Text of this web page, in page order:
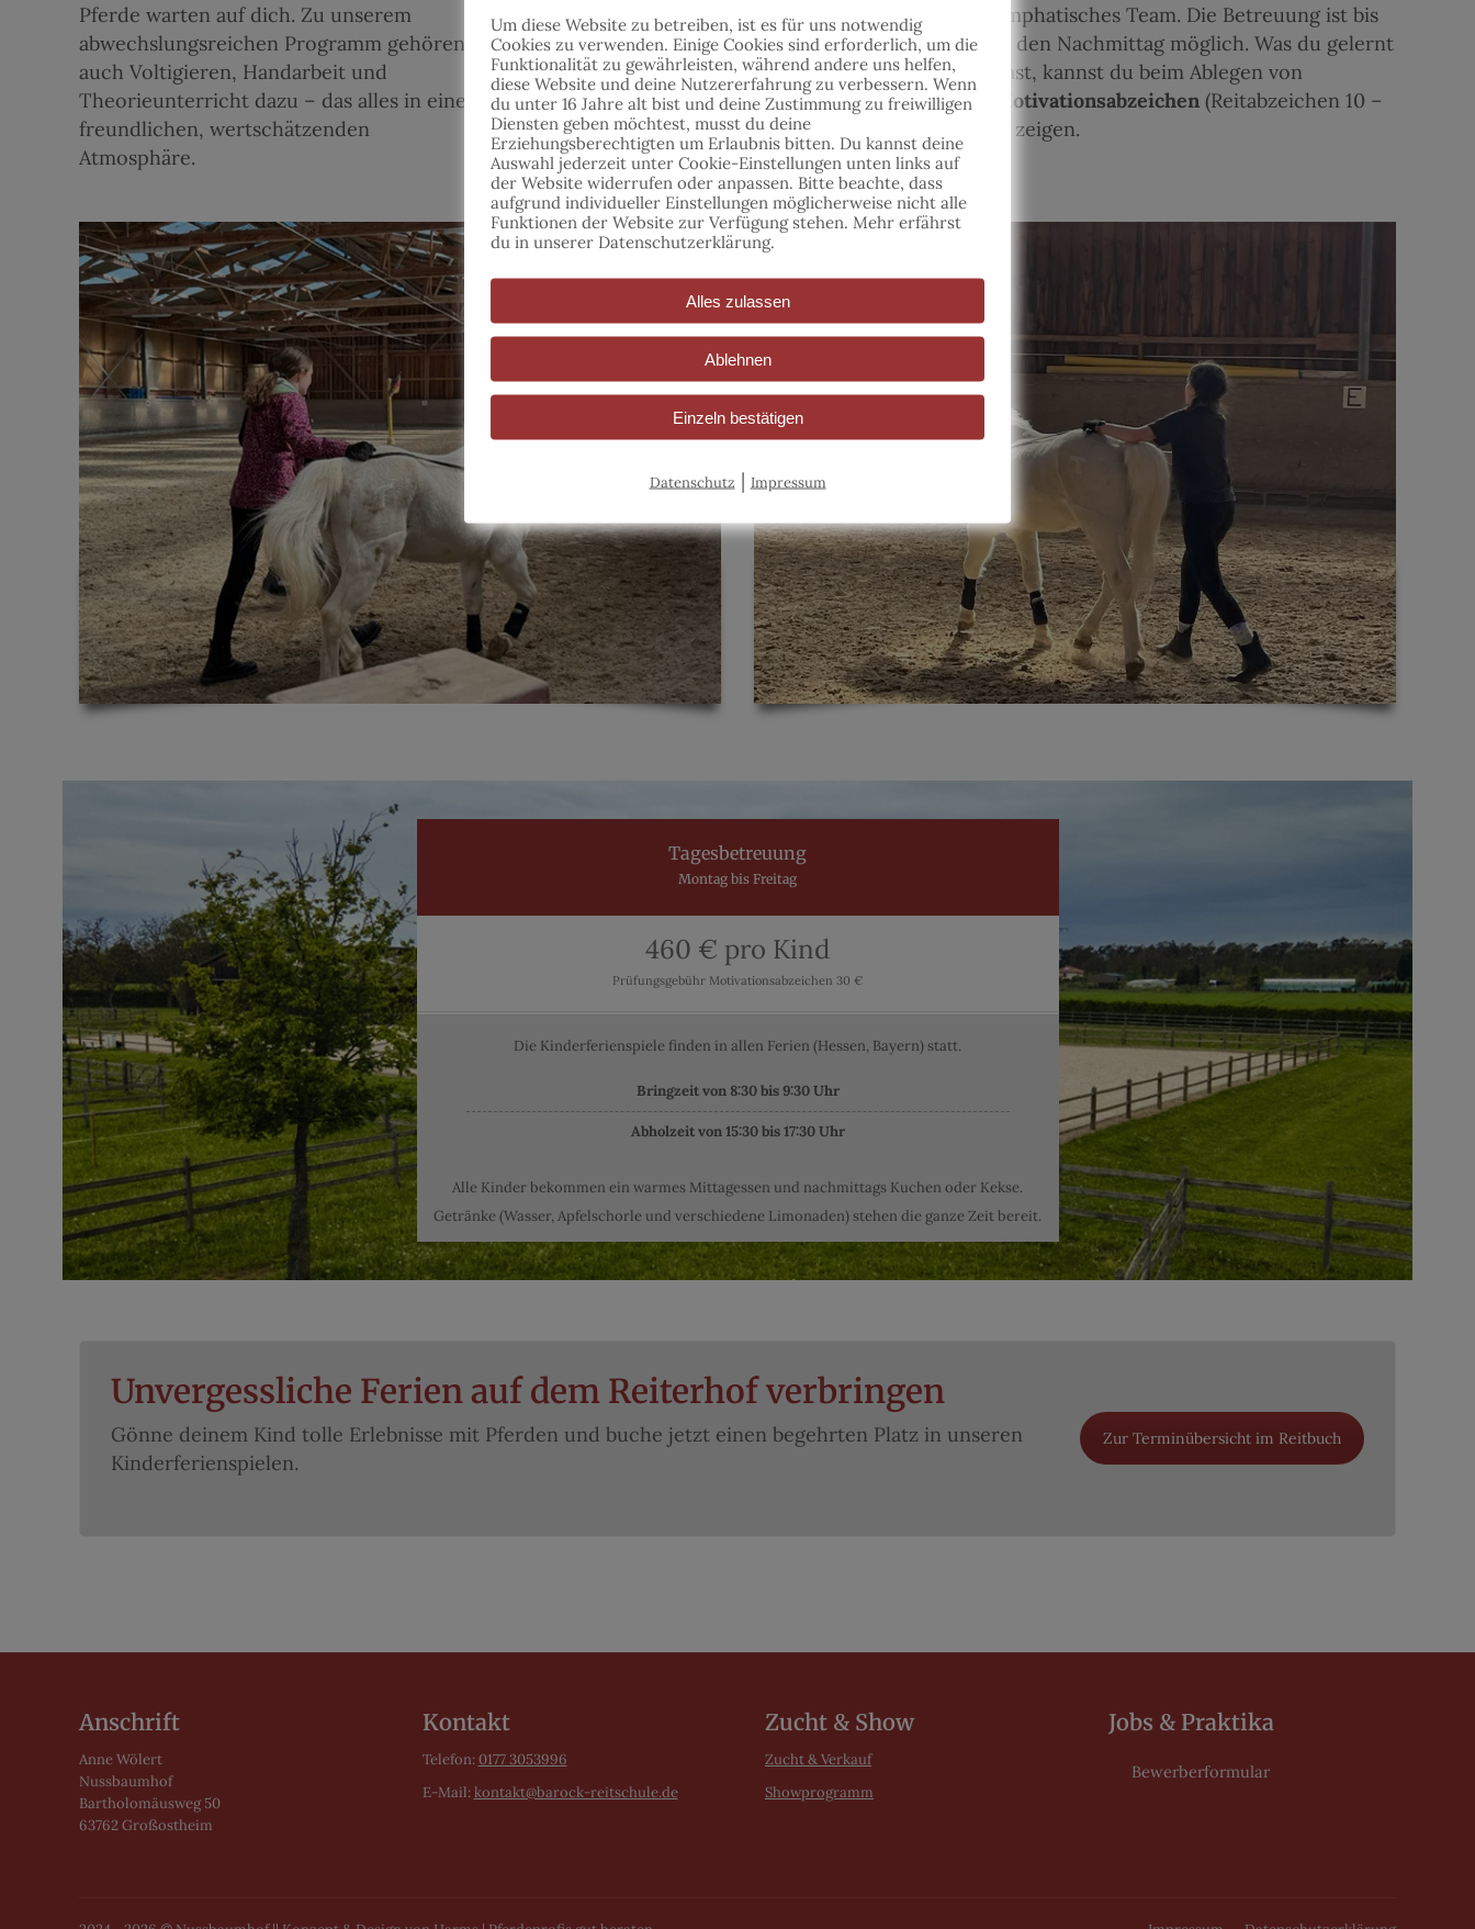
Pferde warten auf dich. Zu unserem
abwechslungsreichen Programm gehören
auch Voltigieren, Handarbeit und
Theorieunterricht dazu – das alles in einer
freundlichen, wertschätzenden
Atmosphäre.
achten dabei darauf, dass ihr vom
Reitniveau gut zusammenpasst. Egal ob
absoluter Reitneuling oder bereits weiter
fortgeschritten – wir holen euch dort ab,
wo ihr euch reiterlich gerade befindet.
emphatisches Team. Die Betreuung ist bis
in den Nachmittag möglich. Was du gelernt
hast, kannst du beim Ablegen von
Motivationsabzeichen (Reitabzeichen 10 –
8) zeigen.
Tagesbetreuung
Montag bis Freitag
460 € pro Kind
Prüfungsgebühr Motivationsabzeichen 30 €
Die Kinderferienspiele finden in allen Ferien (Hessen, Bayern) statt.
Bringzeit von 8:30 bis 9:30 Uhr
Abholzeit von 15:30 bis 17:30 Uhr
Alle Kinder bekommen ein warmes Mittagessen und nachmittags Kuchen oder Kekse.
Getränke (Wasser, Apfelschorle und verschiedene Limonaden) stehen die ganze Zeit bereit.
Unvergessliche Ferien auf dem Reiterhof verbringen
Gönne deinem Kind tolle Erlebnisse mit Pferden und buche jetzt einen begehrten Platz in unseren
Kinderferienspielen.
Zur Terminübersicht im Reitbuch
Anschrift
Anne Wölert
Nussbaumhof
Bartholomäusweg 50
63762 Großostheim
Kontakt
Telefon: 0177 3053996
E-Mail:kontakt@barock-reitschule.de
Zucht & Show
Zucht & Verkauf
Showprogramm
Jobs & Praktika
Bewerberformular
Um diese Website zu betreiben, ist es für uns notwendig
Cookies zu verwenden. Einige Cookies sind erforderlich, um die
Funktionalität zu gewährleisten, während andere uns helfen,
diese Website und deine Nutzererfahrung zu verbessern. Wenn
du unter 16 Jahre alt bist und deine Zustimmung zu freiwilligen
Diensten geben möchtest, musst du deine
Erziehungsberechtigten um Erlaubnis bitten. Du kannst deine
Auswahl jederzeit unter Cookie-Einstellungen unten links auf
der Website widerrufen oder anpassen. Bitte beachte, dass
aufgrund individueller Einstellungen möglicherweise nicht alle
Funktionen der Website zur Verfügung stehen. Mehr erfährst
du in unserer Datenschutzerklärung.
Alles zulassen
Ablehnen
Einzeln bestätigen
Datenschutz | Impressum